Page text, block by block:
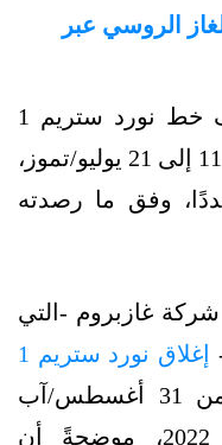
الروسي عبر
وكان ذلك، بعد أيام من توقف خط نورد ستريم 1
للصيانة السنوية في المدّة من 11 إلى 21 يوليو/تموز،
وفق ما رصدته
شركة غازبروم -التي
إغلاق نورد ستريم 1
للصيانة لمدّة 3 أيام، بداية من 31 أغسطس/آب
وحتى يوم 2 سبتمبر/أيلول 2022، موضحةً أن